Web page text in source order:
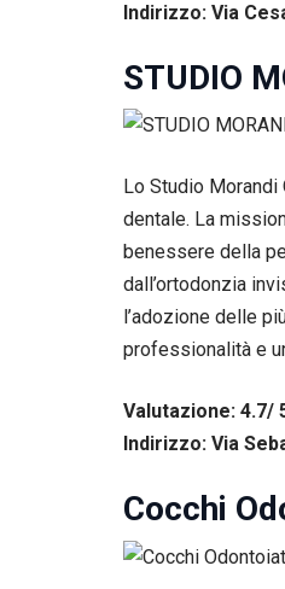
Indirizzo: Via
STUDIO
Lo Studio
dentale. La
benessere della
dall’ortodonzia
l’adozione delle
professionalità e
Valutazione: 4.7/
Indirizzo: Via
Cocchi
Condividendo i
comportamento
mentre visiti il
possibilità di
personalizzati.